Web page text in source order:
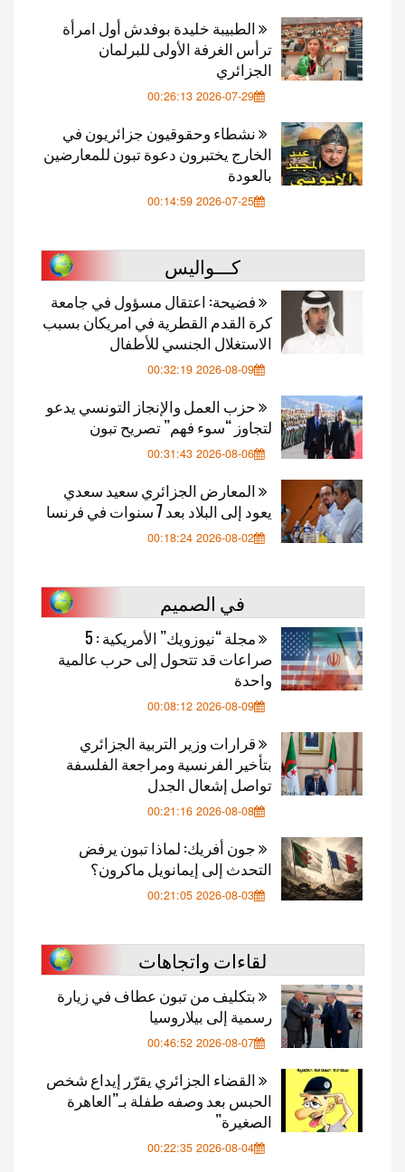
الطبيبة خليدة بوفدش أول امرأة
ترأس الغرفة الأولى للبرلمان
الجزائري
2026-07-29 00:26:13
نشطاء وحقوقيون جزائريون في
الخارج يختبرون دعوة تبون للمعارضين
بالعودة
2026-07-25 00:14:59
كـــواليس
فضيحة: اعتقال مسؤول في جامعة
كرة القدم القطرية في امريكان بسبب
الاستغلال الجنسي للأطفال
2026-08-09 00:32:19
حزب العمل والإنجاز التونسي يدعو
لتجاوز “سوء فهم” تصريح تبون
2026-08-06 00:31:43
المعارض الجزائري سعيد سعدي
يعود إلى البلاد بعد 7 سنوات في فرنسا
2026-08-02 00:18:24
في الصميم
مجلة “نيوزويك” الأمريكية : 5
صراعات قد تتحول إلى حرب عالمية
واحدة
2026-08-09 00:08:12
قرارات وزير التربية الجزائري
بتأخير الفرنسية ومراجعة الفلسفة
تواصل إشعال الجدل
2026-08-08 00:21:16
جون أفريك: لماذا تبون يرفض
التحدث إلى إيمانويل ماكرون؟
2026-08-03 00:21:05
لقاءات واتجاهات
بتكليف من تبون عطاف في زيارة
رسمية إلى بيلاروسيا
2026-08-07 00:46:52
القضاء الجزائري يقرّر إيداع شخص
الحبس بعد وصفه طفلة بـ”العاهرة
الصغيرة”
2026-08-04 00:22:35